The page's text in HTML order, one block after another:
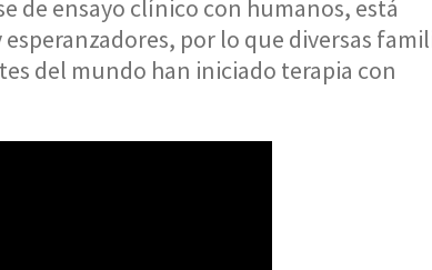
de ensayo clínico con humanos, está
por lo que diversas
del mundo han iniciado terapia con